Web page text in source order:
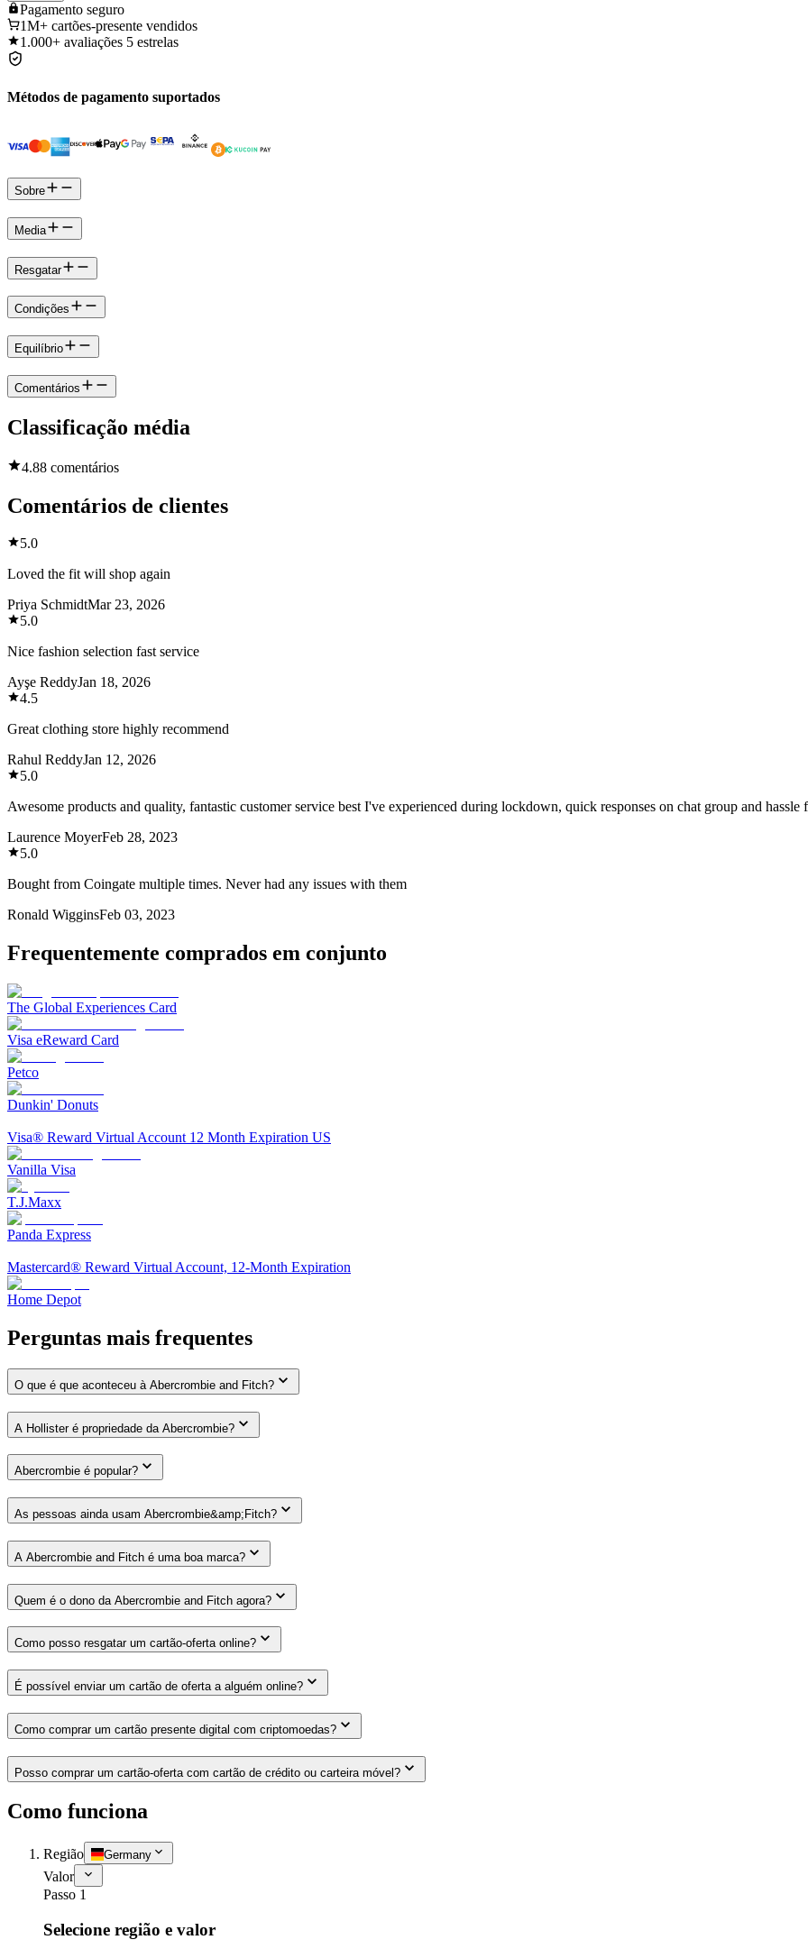
Pagamento seguro
1M+ cartões-presente vendidos
1.000+ avaliações 5 estrelas
Métodos de pagamento suportados
Sobre
Media
Resgatar
Condições
Equilíbrio
Comentários
Classificação média
4.88 comentários
Comentários de clientes
5.0
Loved the fit will shop again
Priya SchmidtMar 23, 2026
5.0
Nice fashion selection fast service
Ayşe ReddyJan 18, 2026
4.5
Great clothing store highly recommend
Rahul ReddyJan 12, 2026
5.0
Awesome products and quality, fantastic customer service best I've experienced during lockdown, quick responses on chat group and hassle
Laurence MoyerFeb 28, 2023
5.0
Bought from Coingate multiple times. Never had any issues with them
Ronald WigginsFeb 03, 2023
Frequentemente comprados em conjunto
The Global Experiences Card
Visa eReward Card
Petco
Dunkin' Donuts
Visa® Reward Virtual Account 12 Month Expiration US
Vanilla Visa
T.J.Maxx
Panda Express
Mastercard® Reward Virtual Account, 12-Month Expiration
Home Depot
Perguntas mais frequentes
O que é que aconteceu à Abercrombie and Fitch?
A Hollister é propriedade da Abercrombie?
Abercrombie é popular?
As pessoas ainda usam Abercrombie&amp;Fitch?
A Abercrombie and Fitch é uma boa marca?
Quem é o dono da Abercrombie and Fitch agora?
Como posso resgatar um cartão-oferta online?
É possível enviar um cartão de oferta a alguém online?
Como comprar um cartão presente digital com criptomoedas?
Posso comprar um cartão-oferta com cartão de crédito ou carteira móvel?
Como funciona
Região Germany
Valor
Passo 1
Selecione região e valor